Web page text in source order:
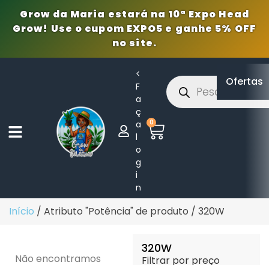
Grow da Maria estará na 10ª Expo Head
Grow! Use o cupom EXPO5 e ganhe 5% OFF
no site.
<
F
a
ç
a
l
o
g
i
n
0
Ofertas
Início / Atributo "Potência" de produto / 320W
320W
Filtrar por preço
Não encontramos